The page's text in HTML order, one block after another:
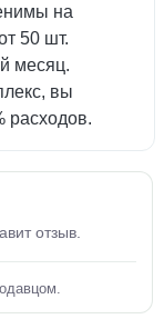
на
50 шт.
месяц.
вы
расходов.
отзыв.